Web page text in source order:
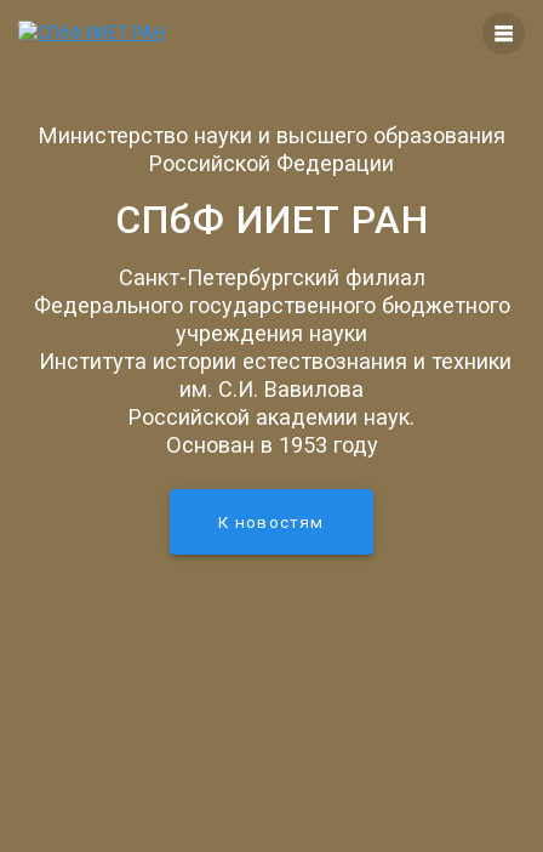
Министерство науки и высшего образования
Российской Федерации
СПбФ ИИЕТ РАН
Санкт-Петербургский филиал
Федерального государственного бюджетного
учреждения науки
Института истории естествознания и техники
им. С.И. Вавилова
Российской академии наук.
Основан в 1953 году
К новостям